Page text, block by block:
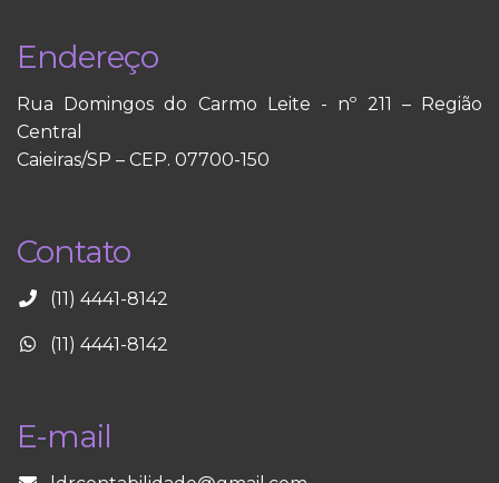
Endereço
Rua Domingos do Carmo Leite - nº 211 – Região
Central
Caieiras/SP – CEP. 07700-150
Contato
(11) 4441-8142
(11) 4441-8142
E-mail